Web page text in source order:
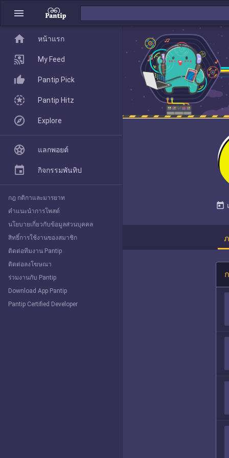
menu
today
home
Pantip Pick
Explore
home หน้าแรก
My Feed
Pantip Pick
Pantip Hitz
Explore
แลกพอยต์
กิจกรรมพันทิป
กฎ กติกาและมารยาท
คำแนะนำการโพสต์
นโยบายเกี่ยวกับข้อมูลส่วนบุคคล
สิทธิ์การใช้งานของสมาชิก
ติดต่อทีมงาน Pantip
ติดต่อลงโฆษณา
ร่วมงานกับ Pantip
Download App Pantip
Pantip Certified Developer